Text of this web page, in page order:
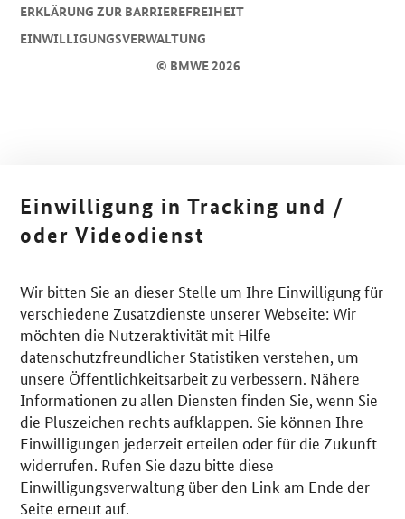
© BMWE 2026
ERKLÄRUNG ZUR BARRIEREFREIHEIT
EINWILLIGUNGSVERWALTUNG
Einwilligung in Tracking und /
oder Videodienst
Wir bitten Sie an dieser Stelle um Ihre Einwilligung für
verschiedene Zusatzdienste unserer Webseite: Wir
möchten die Nutzeraktivität mit Hilfe
datenschutzfreundlicher Statistiken verstehen, um
unsere Öffentlichkeitsarbeit zu verbessern. Nähere
Informationen zu allen Diensten finden Sie, wenn Sie
die Pluszeichen rechts aufklappen. Sie können Ihre
Einwilligungen jederzeit erteilen oder für die Zukunft
widerrufen. Rufen Sie dazu bitte diese
Einwilligungsverwaltung über den Link am Ende der
Seite erneut auf.